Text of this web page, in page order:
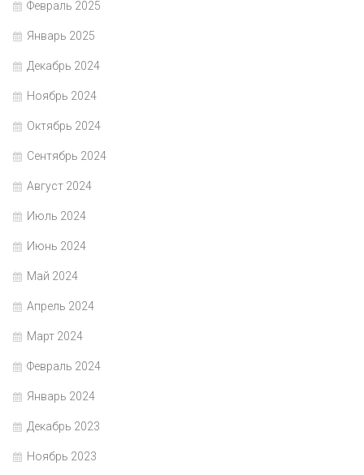
Февраль 2025
Январь 2025
Декабрь 2024
Ноябрь 2024
Октябрь 2024
Сентябрь 2024
Август 2024
Июль 2024
Июнь 2024
Май 2024
Апрель 2024
Март 2024
Февраль 2024
Январь 2024
Декабрь 2023
Ноябрь 2023